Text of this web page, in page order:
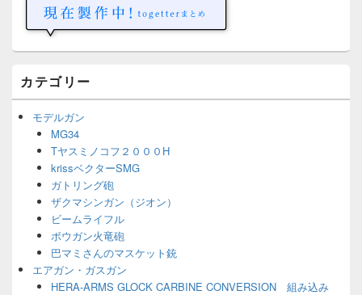
バ
ウ
ィ
ェ
カテゴリー
モデルガン
MG34
Tヤスミノコフ２０００H
krissベクターSMG
ガトリング砲
ザクマシンガン（ジオン）
ビームライフル
ボウガン火竜砲
巴マミさんのマスケット銃
エアガン・ガスガン
HERA-ARMS GLOCK CARBINE CONVERSION 組み込み